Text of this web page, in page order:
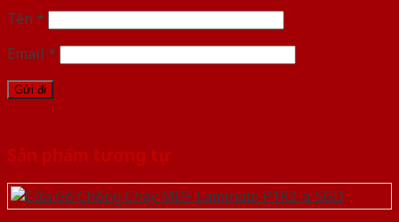
Tên *
Email *
Sản phẩm tương tự